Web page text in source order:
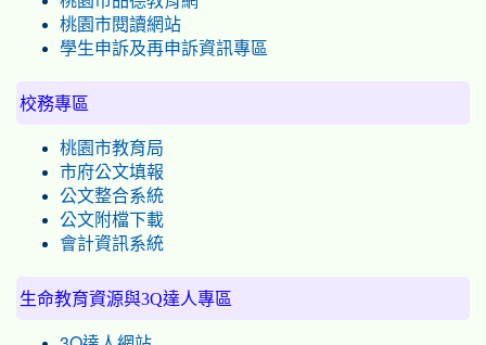
桃園市閱讀網站
學生申訴及再申訴資訊專區
校務專區
桃園市教育局
市府公文填報
公文整合系統
公文附檔下載
會計資訊系統
生命教育資源與3Q達人專區